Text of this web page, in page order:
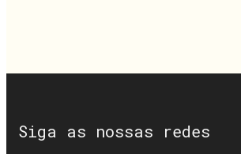
Siga as nossas redes